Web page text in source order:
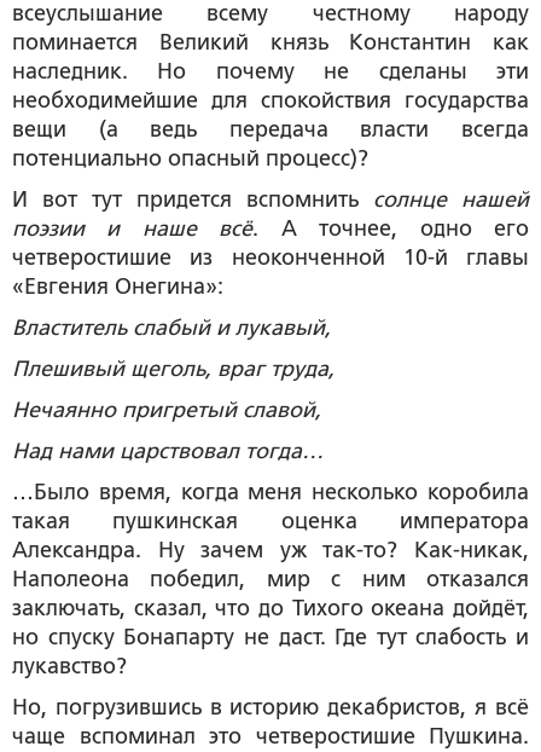
всеуслышание всему честному народу
поминается Великий князь Константин как
наследник. Но почему не сделаны эти
необходимейшие для спокойствия государства
вещи (а ведь передача власти всегда
потенциально опасный процесс)?
И вот тут придется вспомнить солнце нашей
поэзии и наше всё. А точнее, одно его
четверостишие из неоконченной 10-й главы
«Евгения Онегина»:
Властитель слабый и лукавый,
Плешивый щеголь, враг труда,
Нечаянно пригретый славой,
Над нами царствовал тогда…
…Было время, когда меня несколько коробила
такая пушкинская оценка императора
Александра. Ну зачем уж так-то? Как-никак,
Наполеона победил, мир с ним отказался
заключать, сказал, что до Тихого океана дойдёт,
но спуску Бонапарту не даст. Где тут слабость и
лукавство?
Но, погрузившись в историю декабристов, я всё
чаще вспоминал это четверостишие Пушкина.